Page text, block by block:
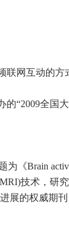
联网互动的方
“2009全国
《Brain
技术，研
展的权威期